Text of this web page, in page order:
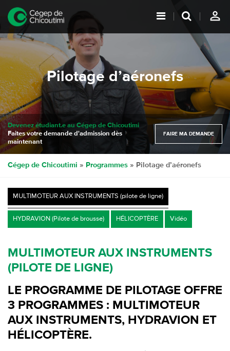
person_outline
Pilotage d’aéronefs
Devenez étudiant.e au Cégep de Chicoutimi
Faites votre demande d'admission dès
maintenant
FAIRE MA DEMANDE
Cégep de Chicoutimi » Programmes » Pilotage d’aéronefs
MULTIMOTEUR AUX INSTRUMENTS (pilote de ligne)
HYDRAVION (Pilote de brousse) HÉLICOPTÈRE Vidéo
MULTIMOTEUR AUX INSTRUMENTS
(PILOTE DE LIGNE)
LE PROGRAMME DE PILOTAGE OFFRE
3 PROGRAMMES : MULTIMOTEUR
AUX INSTRUMENTS, HYDRAVION ET
HÉLICOPTÈRE.